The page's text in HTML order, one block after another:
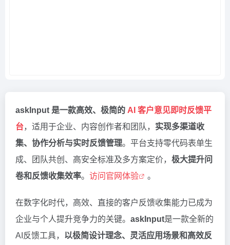
askInput 是一款高效、极简的 AI 客户意见即时反馈平
台，适用于企业、内容创作者和团队， 实现多渠道收
集、协作分析与实时反馈管理。平台支持零代码表单生
成、团队共创、高安全标准及多方案定价， 极大提升问
卷和反馈收集效率。 访问官网体验 。
在数字化时代，高效、直接的客户反馈收集能力已成为
企业与个人提升竞争力的关键。 askInput是一款全新的
AI反馈工具， 以极简设计理念、灵活应用场景和高效反